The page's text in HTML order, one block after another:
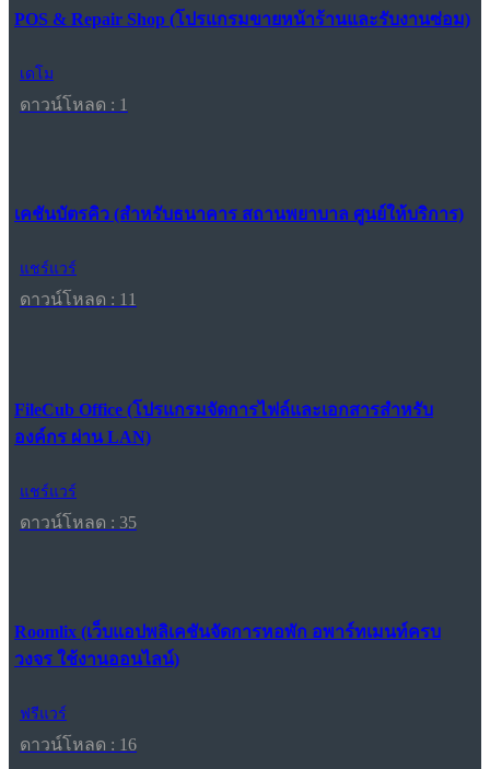
POS & Repair Shop (โปรแกรมขายหน้าร้านและรับงานซ่อม)
เดโม
ดาวน์โหลด : 1
เคชันบัตรคิว (สำหรับธนาคาร สถานพยาบาล ศูนย์ให้บริการ)
แชร์แวร์
ดาวน์โหลด : 11
FileCub Office (โปรแกรมจัดการไฟล์และเอกสารสำหรับ
องค์กร ผ่าน LAN)
แชร์แวร์
ดาวน์โหลด : 35
Roomlix (เว็บแอปพลิเคชันจัดการหอพัก อพาร์ทเมนท์ครบ
วงจร ใช้งานออนไลน์)
ฟรีแวร์
ดาวน์โหลด : 16